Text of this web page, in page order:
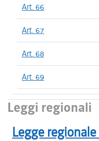
Art. 66
Art. 67
Art. 68
Art. 69
Leggi regionali
Legge regionale